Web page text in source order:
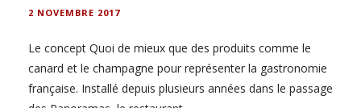
2 NOVEMBRE 2017
Le concept Quoi de mieux que des produits comme le
canard et le champagne pour représenter la gastronomie
française. Installé depuis plusieurs années dans le passage